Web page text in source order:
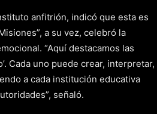
anfitrión, indicó que esta es
a su vez, celebró la
“Aquí destacamos las
Cada uno puede crear, interpretar,
a cada institución educativa
señaló.